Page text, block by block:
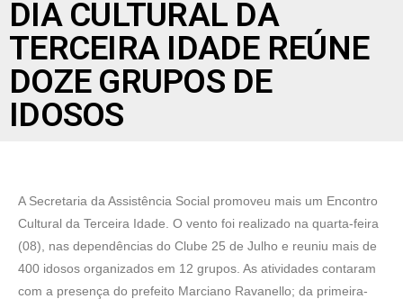
DIA CULTURAL DA
TERCEIRA IDADE REÚNE
DOZE GRUPOS DE
IDOSOS
A Secretaria da Assistência Social promoveu mais um Encontro
Cultural da Terceira Idade. O vento foi realizado na quarta-feira
(08), nas dependências do Clube 25 de Julho e reuniu mais de
400 idosos organizados em 12 grupos. As atividades contaram
com a presença do prefeito Marciano Ravanello; da primeira-